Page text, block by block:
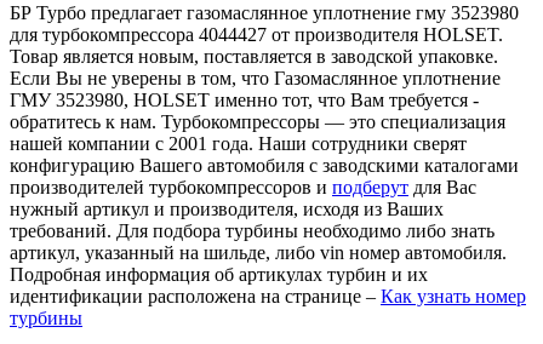
БР Турбо предлагает газомаслянное уплотнение гму 3523980
для турбокомпрессора 4044427 от производителя HOLSET.
Товар является новым, поставляется в заводской упаковке.
Если Вы не уверены в том, что Газомаслянное уплотнение
ГМУ 3523980, HOLSET именно тот, что Вам требуется -
обратитесь к нам. Турбокомпрессоры — это специализация
нашей компании с 2001 года. Наши сотрудники сверят
конфигурацию Вашего автомобиля с заводскими каталогами
производителей турбокомпрессоров и подберут для Вас
нужный артикул и производителя, исходя из Ваших
требований. Для подбора турбины необходимо либо знать
артикул, указанный на шильде, либо vin номер автомобиля.
Подробная информация об артикулах турбин и их
идентификации расположена на странице – Как узнать номер
турбины